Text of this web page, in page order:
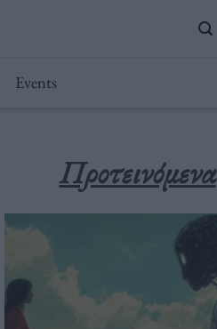
Events
Προτεινόμενα